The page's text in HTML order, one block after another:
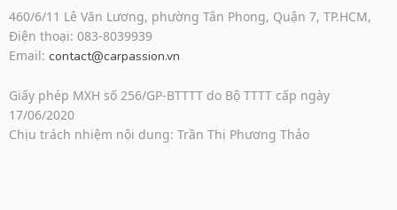
460/6/11 Lê Văn Lương, phường Tân Phong, Quận 7, TP.HCM,
Điện thoại: 083-8039939
Email: contact@carpassion.vn
Giấy phép MXH số 256/GP-BTTTT do Bộ TTTT cấp ngày
17/06/2020
Chịu trách nhiệm nội dung: Trần Thị Phương Thảo